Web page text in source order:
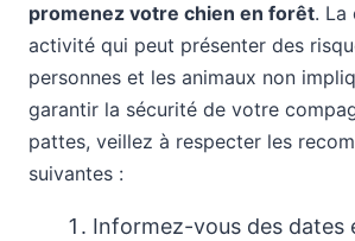
promenez votre chien en forêt. La
activité qui peut présenter des
personnes et les animaux non
garantir la sécurité de votre
pattes, veillez à respecter les
suivantes :
Informez-vous des dates